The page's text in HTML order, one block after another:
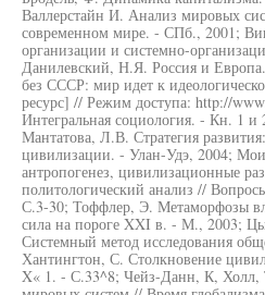
Валлерстайн И. Анализ мировых
современном мире. - СПб., 2001;
организации и системно-
Данилевский, Н.Я. Россия и
без СССР: мир идет к
ресурс] // Режим доступа: http://
Интегральная социология. - Кн. 1
Мантатова, Л.В. Стратегия
цивилизации. - Улан-Удэ, 2004;
антропогенез, цивилизационные
политологический анализ //
С.3-30; Тоффлер, Э. Метаморфозы
сила на пороге XXI в. - М., 2003;
Системный метод исследования
Хантингтон, С. Столкновение
X« 1. - С.33^8; Чейз-Данн, К, Холл,